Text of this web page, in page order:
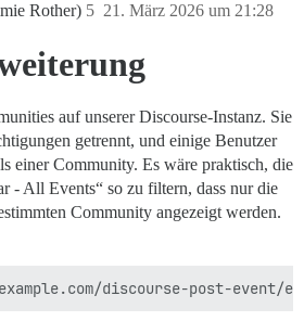
Rother) 21. März 2026 um 21:28
5
auf unserer Discourse-Instanz. Sie
getrennt, und einige Benutzer
einer Community. Es wäre praktisch, die
- All Events“ so zu filtern, dass nur die
Community angezeigt werden.